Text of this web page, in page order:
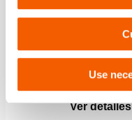
Use
Ver detalles
Cadena
Ver detalles